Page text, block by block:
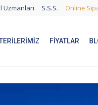
Uzmanları S.S.S. Online
FIYATLAR